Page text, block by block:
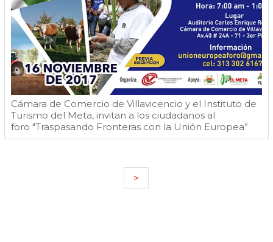
Cámara de Comercio de Villavicencio y el Instituto de
Turismo del Meta, invitan a los ciudadanos al
foro "Traspasando Fronteras con la Unión Europea”
>